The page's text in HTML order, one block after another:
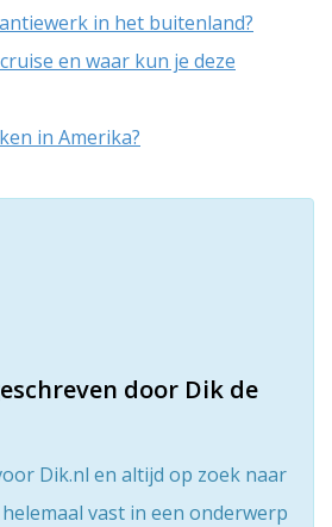
in het buitenland?
en waar kun je deze
in Amerika?
door Dik de
Dik.nl en altijd op zoek naar
vast in een onderwerp